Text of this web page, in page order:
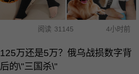
阅读 31145 4小时前
125万还是5万？俄乌战损数字背
后的\"三国杀\"